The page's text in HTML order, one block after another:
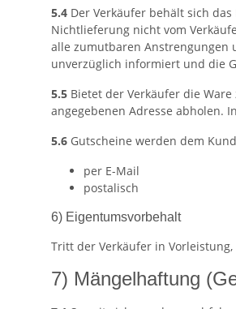
5.4 Der Verkäufer behält sich
Nichtlieferung nicht vom
alle zumutbaren Anstrengungen
unverzüglich informiert und die
5.5 Bietet der Verkäufer die
angegebenen Adresse abholen.
5.6 Gutscheine werden dem
per E-Mail
postalisch
6) Eigentumsvorbehalt
Tritt der Verkäufer in
7) Mängelhaftung